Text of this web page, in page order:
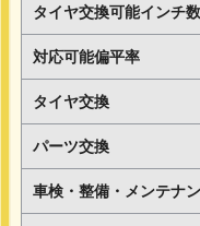
タイヤ交換可能インチ数
対応可能偏平率
タイヤ交換
パーツ交換
車検・整備・メンテナ